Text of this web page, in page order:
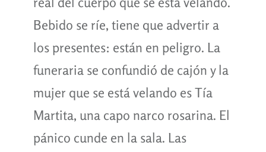
Bebido se ríe, tiene que advertir a
los presentes: están en peligro. La
funeraria se confundió de cajón y la
mujer que se está velando es Tía
Martita, una capo narco rosarina. El
pánico cunde en la sala. Las